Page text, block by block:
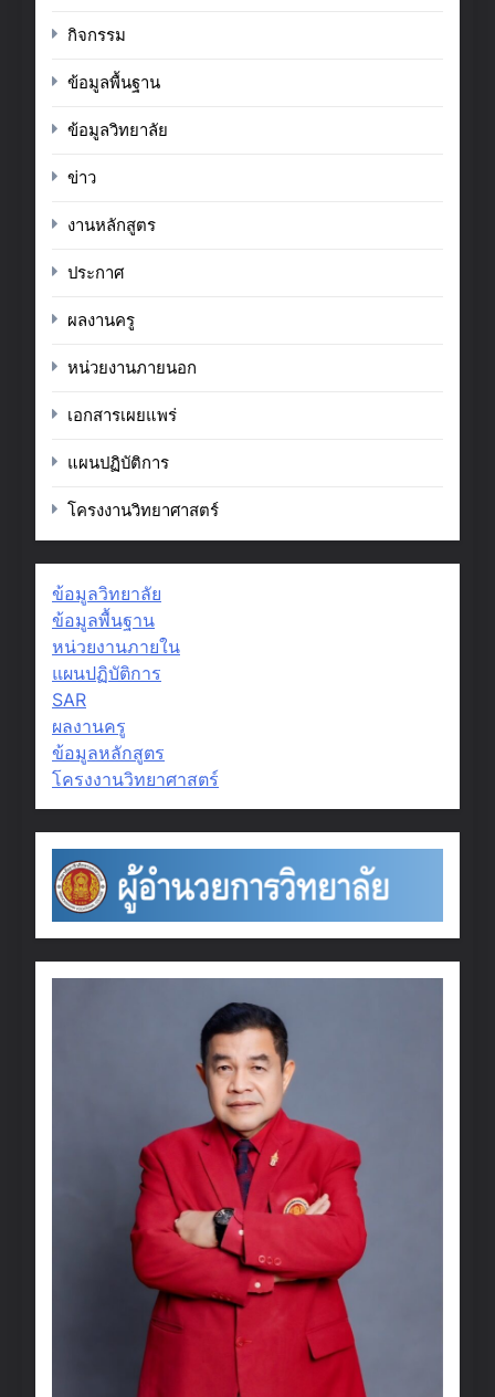
กิจกรรม
ข้อมูลพื้นฐาน
ข้อมูลวิทยาลัย
ข่าว
งานหลักสูตร
ประกาศ
ผลงานครู
หน่วยงานภายนอก
เอกสารเผยแพร่
แผนปฏิบัติการ
โครงงานวิทยาศาสตร์
ข้อมูลวิทยาลัย
ข้อมูลพื้นฐาน
หน่วยงานภายใน
แผนปฏิบัติการ
SAR
ผลงานครู
ข้อมูลหลักสูตร
โครงงานวิทยาศาสตร์